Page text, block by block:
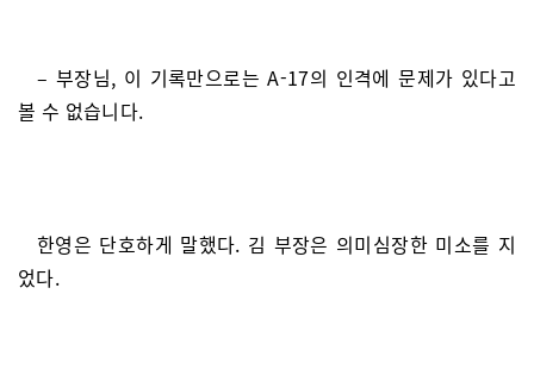
– 부장님, 이 기록만으로는 A-17의 인격에 문제가 있다고
볼 수 없습니다.
한영은 단호하게 말했다. 김 부장은 의미심장한 미소를 지
었다.